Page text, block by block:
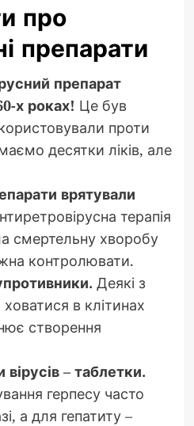
про
препарати
препарат
х роках! Це був
проти
десятки ліків, але
врятували
терапія
смертельну хворобу
контролювати.
Деякі з
в клітинах
створення
вірусів – таблетки.
герпесу часто
а для гепатиту –